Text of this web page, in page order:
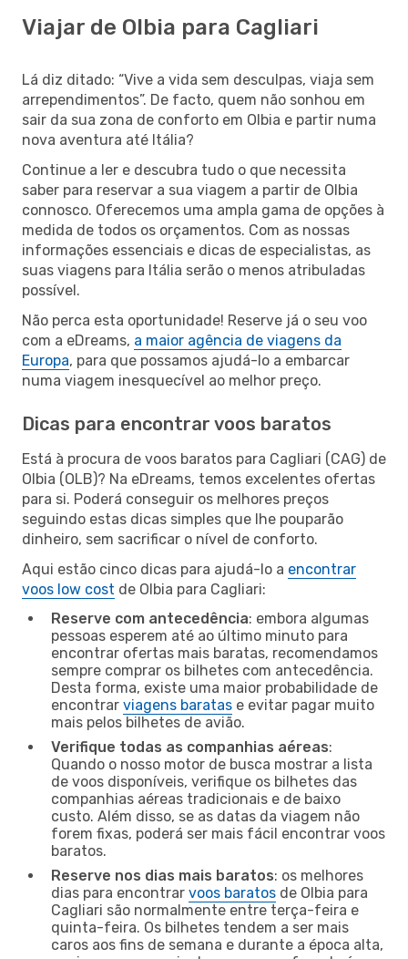
Viajar de Olbia para Cagliari
Lá diz ditado: “Vive a vida sem desculpas, viaja sem
arrependimentos”. De facto, quem não sonhou em
sair da sua zona de conforto em Olbia e partir numa
nova aventura até Itália?
Continue a ler e descubra tudo o que necessita
saber para reservar a sua viagem a partir de Olbia
connosco. Oferecemos uma ampla gama de opções à
medida de todos os orçamentos. Com as nossas
informações essenciais e dicas de especialistas, as
suas viagens para Itália serão o menos atribuladas
possível.
Não perca esta oportunidade! Reserve já o seu voo
com a eDreams, a maior agência de viagens da
Europa, para que possamos ajudá-lo a embarcar
numa viagem inesquecível ao melhor preço.
Dicas para encontrar voos baratos
Está à procura de voos baratos para Cagliari (CAG) de
Olbia (OLB)? Na eDreams, temos excelentes ofertas
para si. Poderá conseguir os melhores preços
seguindo estas dicas simples que lhe pouparão
dinheiro, sem sacrificar o nível de conforto.
Aqui estão cinco dicas para ajudá-lo a encontrar
voos low cost de Olbia para Cagliari:
Reserve com antecedência: embora algumas
pessoas esperem até ao último minuto para
encontrar ofertas mais baratas, recomendamos
sempre comprar os bilhetes com antecedência.
Desta forma, existe uma maior probabilidade de
encontrar viagens baratas e evitar pagar muito
mais pelos bilhetes de avião.
Verifique todas as companhias aéreas:
Quando o nosso motor de busca mostrar a lista
de voos disponíveis, verifique os bilhetes das
companhias aéreas tradicionais e de baixo
custo. Além disso, se as datas da viagem não
forem fixas, poderá ser mais fácil encontrar voos
baratos.
Reserve nos dias mais baratos: os melhores
dias para encontrar voos baratos de Olbia para
Cagliari são normalmente entre terça-feira e
quinta-feira. Os bilhetes tendem a ser mais
caros aos fins de semana e durante a época alta,